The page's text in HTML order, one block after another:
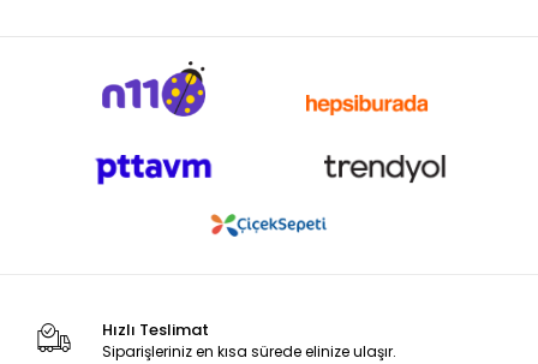
Hızlı Teslimat
Siparişleriniz en kısa sürede elinize ulaşır.